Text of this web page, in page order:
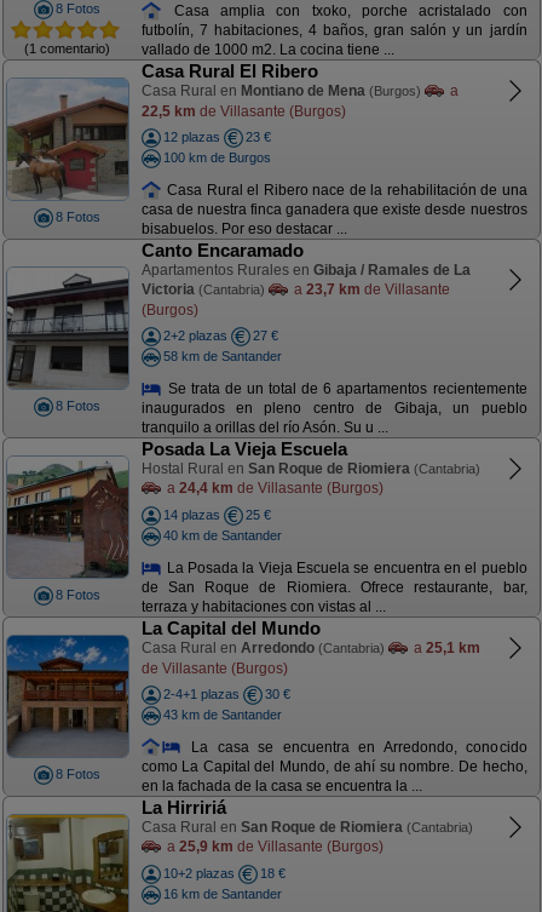
8 Fotos
(1 comentario)
Casa amplia con txoko, porche acristalado con
futbolín, 7 habitaciones, 4 baños, gran salón y un jardín
vallado de 1000 m2. La cocina tiene ...
8 Fotos
Casa Rural El Ribero
Casa Rural en Montiano de Mena (Burgos)
a
22,5 km de Villasante (Burgos)
12 plazas
23 €
100 km de Burgos
Casa Rural el Ribero nace de la rehabilitación de una
casa de nuestra finca ganadera que existe desde nuestros
bisabuelos. Por eso destacar ...
8 Fotos
Canto Encaramado
Apartamentos Rurales en Gibaja / Ramales de La
Victoria (Cantabria) a 23,7 km de Villasante
(Burgos)
2+2 plazas
27 €
58 km de Santander
Se trata de un total de 6 apartamentos recientemente
inaugurados en pleno centro de Gibaja, un pueblo
tranquilo a orillas del río Asón. Su u ...
8 Fotos
Posada La Vieja Escuela
Hostal Rural en San Roque de Riomiera (Cantabria)
a 24,4 km de Villasante (Burgos)
14 plazas
25 €
40 km de Santander
La Posada la Vieja Escuela se encuentra en el pueblo
de San Roque de Riomiera. Ofrece restaurante, bar,
terraza y habitaciones con vistas al ...
8 Fotos
La Capital del Mundo
Casa Rural en Arredondo (Cantabria) a 25,1 km
de Villasante (Burgos)
2-4+1 plazas
30 €
43 km de Santander
La casa se encuentra en Arredondo, conocido
como La Capital del Mundo, de ahí su nombre. De hecho,
en la fachada de la casa se encuentra la ...
La Hirririá
Casa Rural en San Roque de Riomiera (Cantabria)
a 25,9 km de Villasante (Burgos)
10+2 plazas
18 €
16 km de Santander